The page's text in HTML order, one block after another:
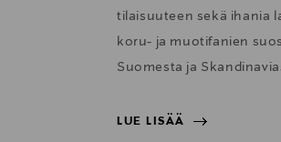
tilaisuuteen sekä ihania
koru- ja muotifanien
Suomesta ja
LUE LISÄÄ